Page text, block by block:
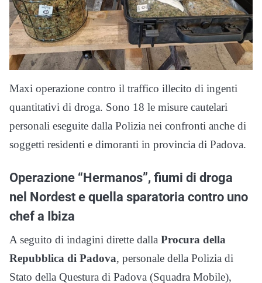
Maxi operazione contro il traffico illecito di ingenti
quantitativi di droga. Sono 18 le misure cautelari
personali eseguite dalla Polizia nei confronti anche di
soggetti residenti e dimoranti in provincia di Padova.
Operazione “Hermanos”, fiumi di droga
nel Nordest e quella sparatoria contro uno
chef a Ibiza
A seguito di indagini dirette dalla Procura della
Repubblica di Padova, personale della Polizia di
Stato della Questura di Padova (Squadra Mobile),